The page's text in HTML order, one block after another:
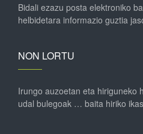
Bidali ezazu posta elektroniko
helbidetara informazio guztia
NON LORTU
Irungo auzoetan eta hiriguneko
udal bulegoak … baita hiriko